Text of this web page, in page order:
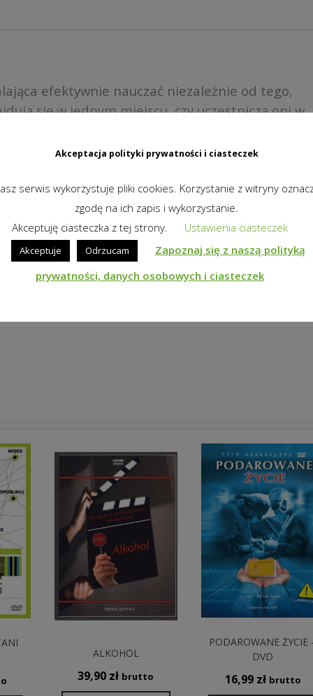
efektywnie nauczać niezależnie od tego,
się w jednym miejscu, czy uczestniczą oni w
przełączania między różnymi rozwiązaniami
zapewnić ciągłość nauczania – dla uczniów i
ALKOHOL
39,90 zł brutto
PODAROWANE ŻYCIE
DVD
16,99 zł brutto
Akceptacja polityki prywatności i ciasteczek
serwis wykorzystuje pliki cookies. Korzystanie z witryny
zgodę na ich zapis i wykorzystanie.
Akceptuję ciasteczka z tej strony.
Ustawienia ciasteczek
Akceptuje Odrzucam
Zapoznaj się z naszą polityką
prywatności, danych osobowych i ciasteczek